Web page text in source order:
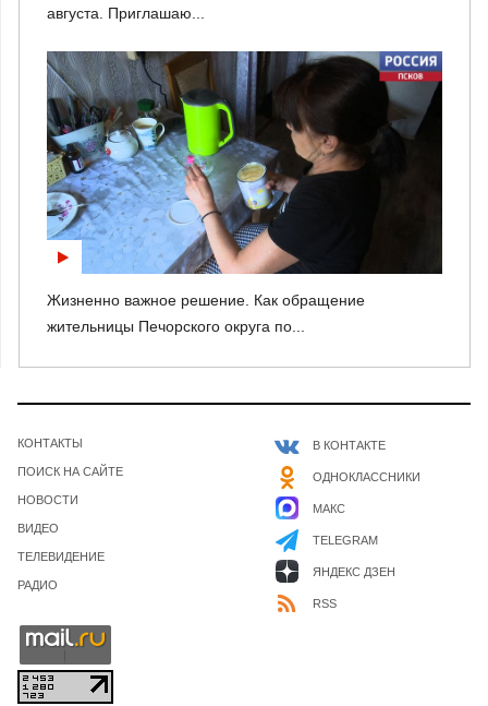
августа. Приглашаю...
Жизненно важное решение. Как обращение
жительницы Печорского округа по...
КОНТАКТЫ
ПОИСК НА САЙТЕ
НОВОСТИ
ВИДЕО
ТЕЛЕВИДЕНИЕ
РАДИО
В КОНТАКТЕ
ОДНОКЛАССНИКИ
МАКС
TELEGRAM
ЯНДЕКС ДЗЕН
RSS